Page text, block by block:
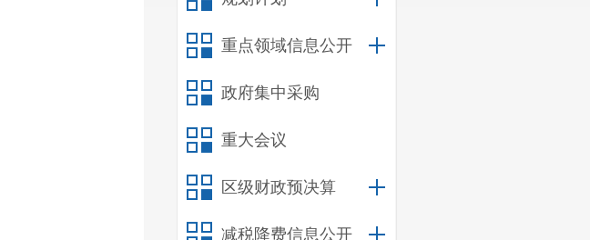
重点领域信息公开
政府集中采购
重大会议
区级财政预决算
减税降费信息公开